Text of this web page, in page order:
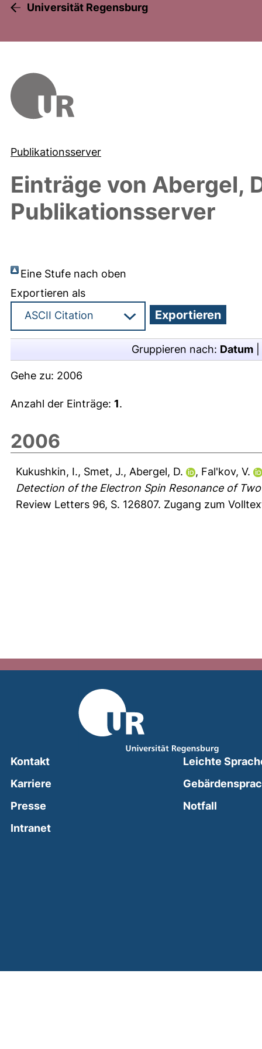
Universität Regensburg
Publikationsserver
Einträge von Abergel,
Publikationsserver
Eine Stufe nach oben
Exportieren als
Gruppieren nach: Datum
Gehe zu: 2006
Anzahl der Einträge: 1.
2006
Kukushkin, I., Smet, J., Abergel, D. , Fal'kov, V.
Detection of the Electron Spin Resonance of
Review Letters 96, S. 126807. Zugang zum
Kontakt
Karriere
Presse
Intranet(external link, opens in a new window)
Leichte
Notfall